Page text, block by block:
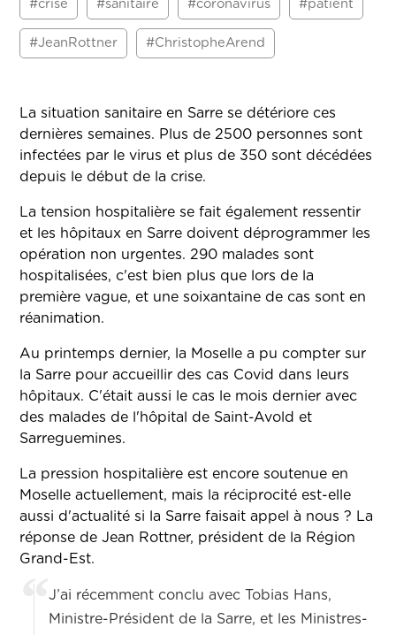
#crise #sanitaire #coronavirus #patient
#JeanRottner #ChristopheArend
La situation sanitaire en Sarre se détériore ces
dernières semaines. Plus de 2500 personnes sont
infectées par le virus et plus de 350 sont décédées
depuis le début de la crise.
La tension hospitalière se fait également ressentir
et les hôpitaux en Sarre doivent déprogrammer les
opération non urgentes. 290 malades sont
hospitalisées, c'est bien plus que lors de la
première vague, et une soixantaine de cas sont en
réanimation.
Au printemps dernier, la Moselle a pu compter sur
la Sarre pour accueillir des cas Covid dans leurs
hôpitaux. C'était aussi le cas le mois dernier avec
des malades de l'hôpital de Saint-Avold et
Sarreguemines.
La pression hospitalière est encore soutenue en
Moselle actuellement, mais la réciprocité est-elle
aussi d'actualité si la Sarre faisait appel à nous ? La
réponse de Jean Rottner, président de la Région
Grand-Est.
J’ai récemment conclu avec Tobias Hans,
Ministre-Président de la Sarre, et les Ministres-